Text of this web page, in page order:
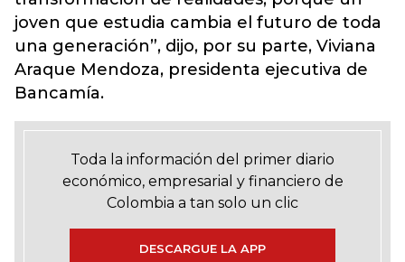
joven que estudia cambia el futuro de toda
una generación”, dijo, por su parte, Viviana
Araque Mendoza, presidenta ejecutiva de
Bancamía.
Toda la información del primer diario
económico, empresarial y financiero de
Colombia a tan solo un clic
DESCARGUE LA APP